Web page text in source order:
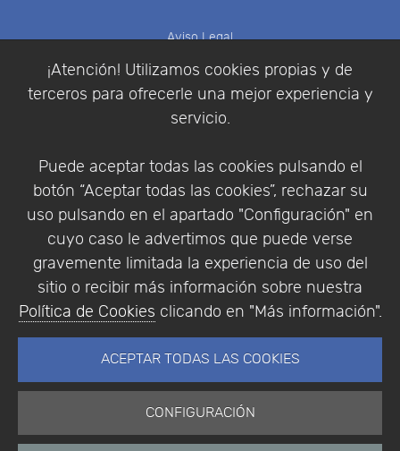
¡Atención! Utilizamos cookies propias y de
terceros para ofrecerle una mejor experiencia y
servicio.
Puede aceptar todas las cookies pulsando el
botón “Aceptar todas las cookies”, rechazar su
uso pulsando en el apartado "Configuración" en
cuyo caso le advertimos que puede verse
gravemente limitada la experiencia de uso del
sitio o recibir más información sobre nuestra
Política de Cookies clicando en "Más información".
ACEPTAR TODAS LAS COOKIES
CONFIGURACIÓN
Aviso Legal
Política de Privacidad
Condiciones de compra
Identificarse
Empresa|Aviso Legal| Política de Privacidad |
Política de Cookies
© Copyright 1994 - 2026. Addlink Software
Científico, S.L.
Portugal.